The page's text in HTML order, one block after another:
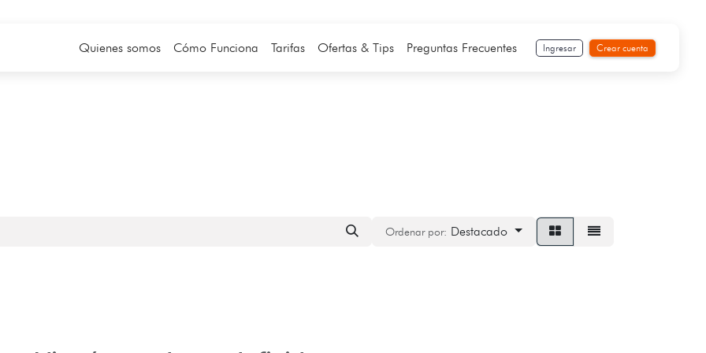
Quienes somos Cómo Funciona Tarifas Ofertas & Tips Preguntas Frecuentes Ingresar Crear cuenta
Ordenar por: Destacado